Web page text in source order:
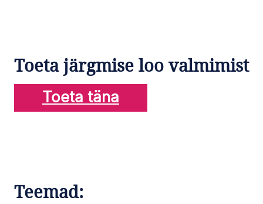
Toeta järgmise loo valmimist
Toeta täna
Teemad: